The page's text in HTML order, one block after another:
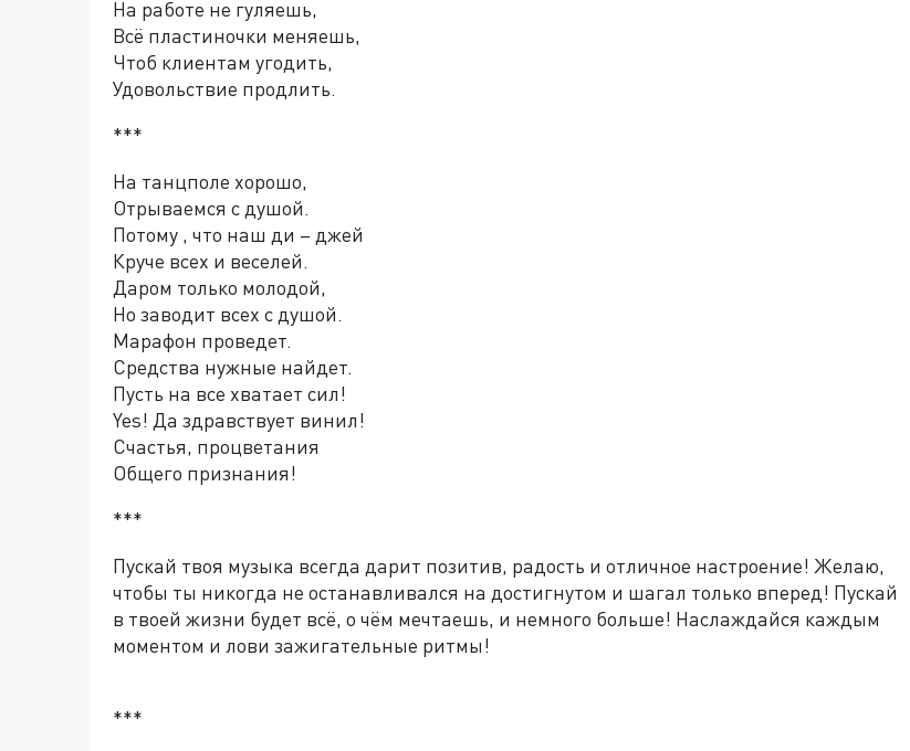
На работе не гуляешь,
Всё пластиночки меняешь,
Чтоб клиентам угодить,
Удовольствие продлить.
***
На танцполе хорошо,
Отрываемся с душой.
Потому , что наш ди – джей
Круче всех и веселей.
Даром только молодой,
Но заводит всех с душой.
Марафон проведет.
Средства нужные найдет.
Пусть на все хватает сил!
Yes! Да здравствует винил!
Счастья, процветания
Общего признания!
***
Пускай твоя музыка всегда дарит позитив, радость и отличное настроение! Желаю,
чтобы ты никогда не останавливался на достигнутом и шагал только вперед! Пускай
в твоей жизни будет всё, о чём мечтаешь, и немного больше! Наслаждайся каждым
моментом и лови зажигательные ритмы!
***